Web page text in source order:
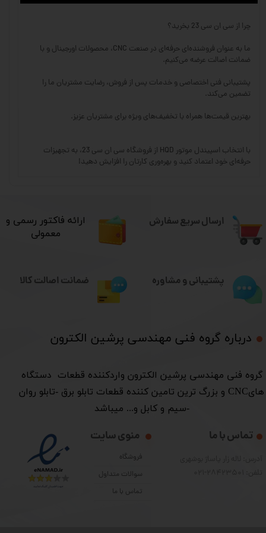
چرا از سی ان سی 23 بخرید؟
ما به عنوان فروشنده‌ای حرفه‌ای در صنعت CNC، محصولات اورجینال و با
ضمانت اصالت عرضه می‌کنیم.
پشتیبانی فنی اختصاصی و خدمات پس از فروش، رضایت مشتریان ما را
تضمین می‌کند.
بهترین قیمت‌ها همراه با تخفیف‌های ویژه برای مشتریان عزیز.
با انتخاب اسپیندل موتور HQD از فروشگاه سی ان سی 23، به تجهیزات
حرفه‌ای خود اعتماد کنید و بهره‌وری کارتان را افزایش دهید!
ارسال سریع سفارش
درباره گروه فنی مهندسی پرشین الکترون​​​​​​​
​گروه فنی مهندسی پرشین الکترون واردکننده قطعات دستگاه
هایCNC و بزرگ ترین تامین کننده قطعات تابلو برق -تابلو روان
-سیم و کابل و... میباشد
منوی سایت
فروشگاه
سوالات متداول
تماس با ما
تماس با ما
​ارائه فاکتور رسمی و
معمولی
پشتیبانی و مشاوره ضمانت اصالت کالا